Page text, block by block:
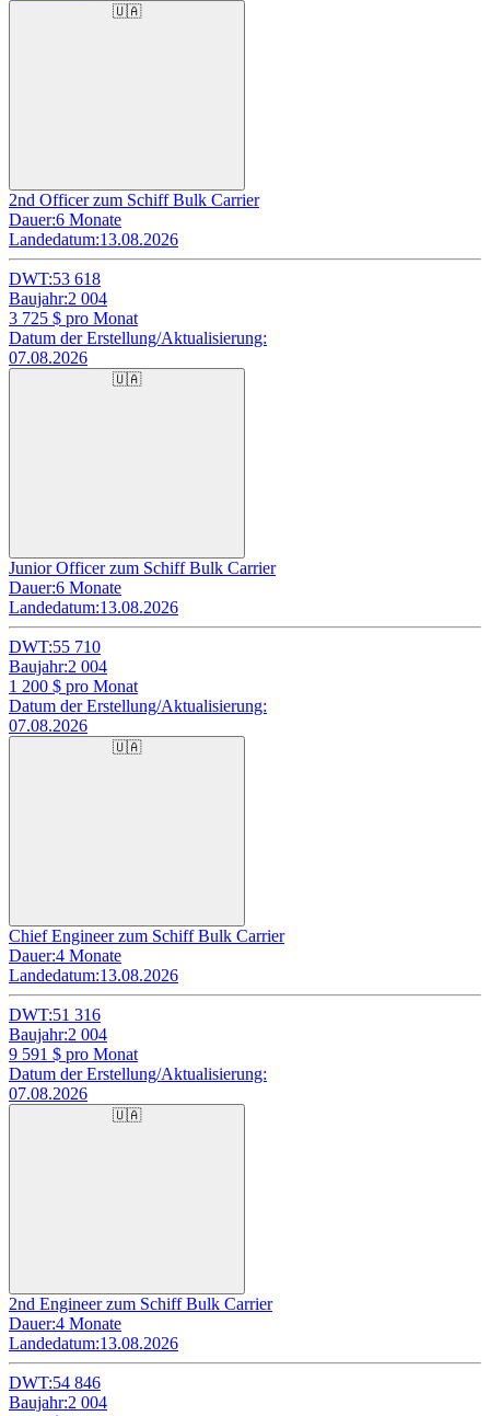
🇺🇦
2nd Officer zum Schiff Bulk Carrier
Dauer:6 Monate
Landedatum:13.08.2026
DWT:53 618
Baujahr:2 004
3 725 $ pro Monat
Datum der Erstellung/Aktualisierung:
07.08.2026
🇺🇦
Junior Officer zum Schiff Bulk Carrier
Dauer:6 Monate
Landedatum:13.08.2026
DWT:55 710
Baujahr:2 004
1 200 $ pro Monat
Datum der Erstellung/Aktualisierung:
07.08.2026
🇺🇦
Chief Engineer zum Schiff Bulk Carrier
Dauer:4 Monate
Landedatum:13.08.2026
DWT:51 316
Baujahr:2 004
9 591 $ pro Monat
Datum der Erstellung/Aktualisierung:
07.08.2026
🇺🇦
2nd Engineer zum Schiff Bulk Carrier
Dauer:4 Monate
Landedatum:13.08.2026
DWT:54 846
Baujahr:2 004